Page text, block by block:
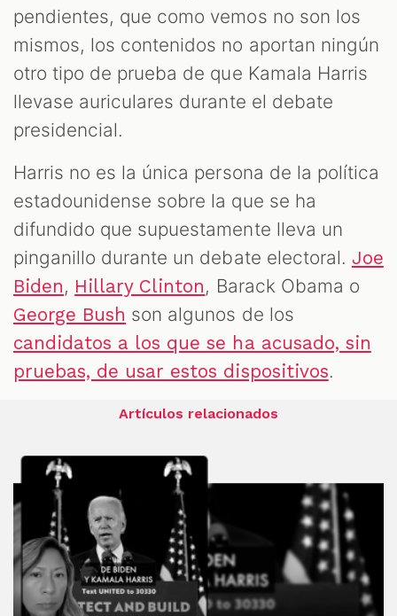
pendientes, que como vemos no son los
mismos, los contenidos no aportan ningún
otro tipo de prueba de que Kamala Harris
llevase auriculares durante el debate
presidencial.
Harris no es la única persona de la política
estadounidense sobre la que se ha
difundido que supuestamente lleva un
pinganillo durante un debate electoral. Joe
Biden, Hillary Clinton, Barack Obama o
George Bush son algunos de los
candidatos a los que se ha acusado, sin
pruebas, de usar estos dispositivos.
Artículos relacionados